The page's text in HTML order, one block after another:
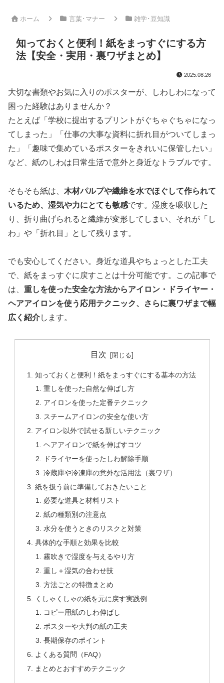
ホーム 言葉･マナー 雑学･豆知識
知っておくと便利！紙をまっすぐにする方
法【安全・実用・裏ワザまとめ】
2025.08.26
大切な書類やお気に入りのポスターが、しわしわになって
困った経験はありませんか？
たとえば「学校に提出するプリントがぐちゃぐちゃになっ
てしまった」「仕事の大事な資料に折れ目がついてしまっ
た」「趣味で集めているポスターをきれいに保管したい」
など、紙のしわは日常生活で意外と身近なトラブルです。
そもそも紙は、 木材パルプや繊維を水でほぐして作られて
いるため、湿気や力にとても敏感です。湿度を吸収した
り、折り曲げられると繊維が変形してしまい、それが「し
わ」や「折れ目」として残ります。
でも安心してください。身近な道具やちょっとした工夫
で、紙をまっすぐに戻すことは十分可能です。この記事で
は、 重しを使った安全な方法からアイロン・ドライヤー・
ヘアアイロンを使う応用テクニック、さらに裏ワザまで幅
広く紹介します。
目次
知っておくと便利！紙をまっすぐにする基本の方法
重しを使った自然な伸ばし方
アイロンを使った定番テクニック
スチームアイロンの安全な使い方
アイロン以外で試せる新しいテクニック
ヘアアイロンで紙を伸ばすコツ
ドライヤーを使ったしわ解除手順
冷蔵庫や冷凍庫の意外な活用法（裏ワザ）
紙を扱う前に準備しておきたいこと
必要な道具と材料リスト
紙の種類別の注意点
水分を使うときのリスクと対策
具体的な手順と効果を比較
霧吹きで湿度を与えるやり方
重し＋湿気の合わせ技
方法ごとの特徴まとめ
くしゃくしゃの紙を元に戻す実践例
コピー用紙のしわ伸ばし
ポスターや大判の紙の工夫
長期保存のポイント
よくある質問（FAQ）
まとめとおすすめテクニック